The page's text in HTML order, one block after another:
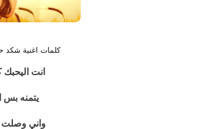
كلمات اغنية شكد
انت
يتمنه بس
واني وصلت